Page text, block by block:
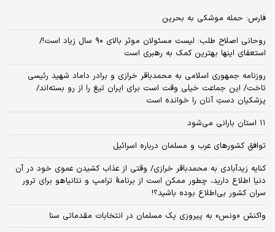
فارس: حمله موشکی به بحرین
روحانی اصلاح طلب: ‌لیست مسئولان موثر بالای ۹۰ سال زیاد است!/
استعفای اینها بهترین کمک به رهبری است
روزنامه جمهوری اسلامی به محمدباقر خرازی و برادر داماد شهید رئیسی
تاخت/ این جماعت خیلی وقت است برای ایران تیغ را از رو بسته‌اند/
پزشکیان دستِ آنان را خوانده است
۱۱ استان بارانی می‌شود
توافق کشورهای عرب و مسلمان درباره اسرائیل
کنایه زیدآبادی به محمدباقر خرازی/ وقتی از عذاب کشیدن عموی خود در آن
دنیا اطلاع دارید، چطور ممکن است از برنامهٔ ترامپ و نتانیاهو برای ترور
سران کشور بی‌اطلاع بوده باشید؟!
واکنش «ونس» به پیروزی یک مسلمان در انتخابات مقدماتی سنا